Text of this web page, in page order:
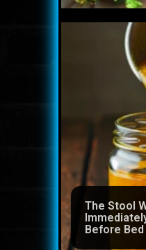
The Stool
Before Bed